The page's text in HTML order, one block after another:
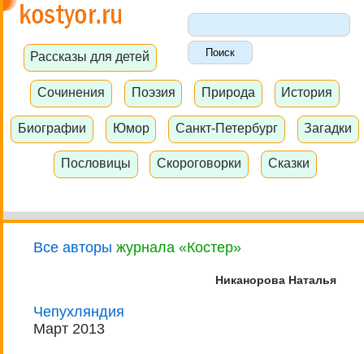
Рассказы для детей
Сочинения Поэзия Природа История
Биографии Юмор Санкт-Петербург Загадки
Пословицы Скороговорки Сказки
Все авторы журнала «Костер»
Никанорова Наталья
Чепухляндия
Март 2013